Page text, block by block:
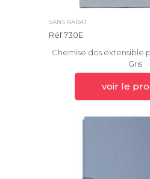
SANS RABAT
Réf 730E
Chemise dos extensible
Gris
voir le